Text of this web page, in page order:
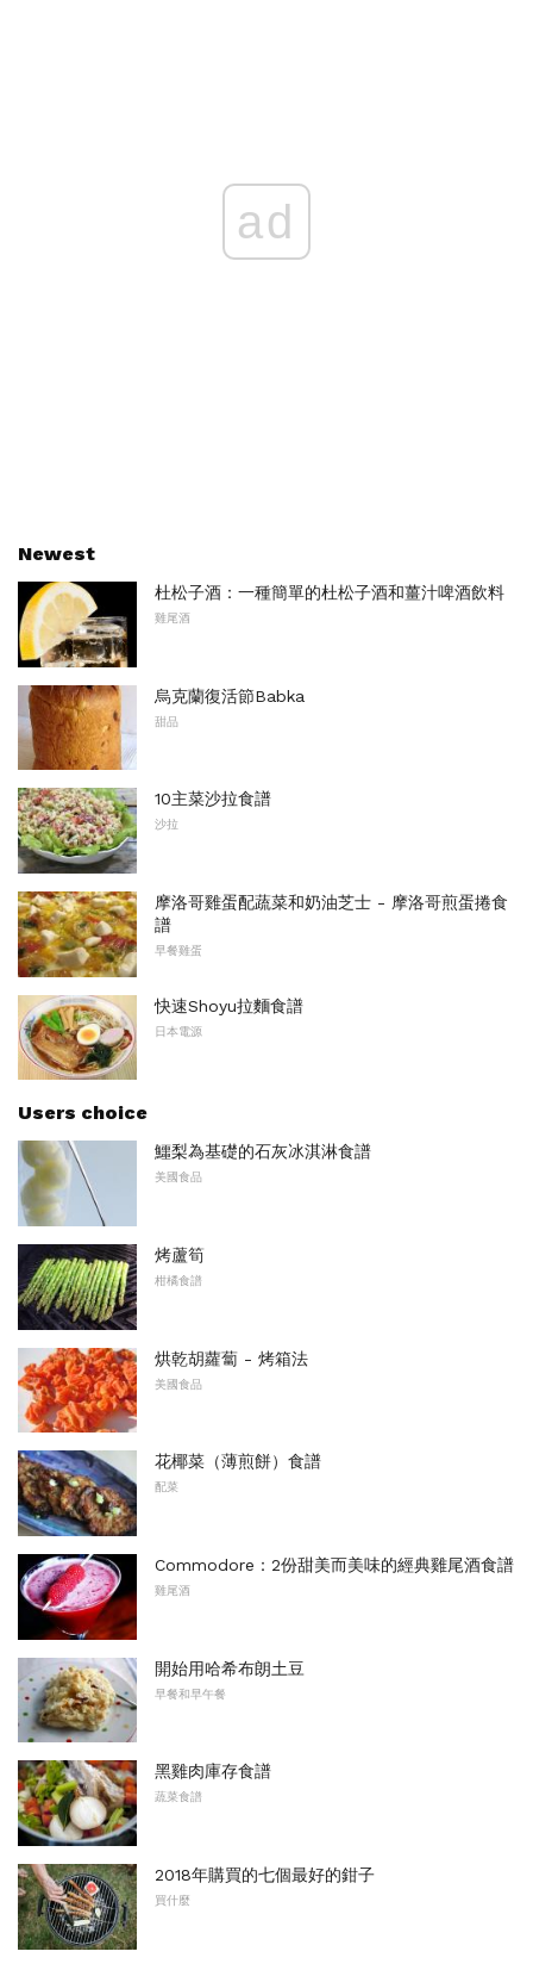
ad
Newest
杜松子酒：一種簡單的杜松子酒和薑汁啤酒飲料
雞尾酒
烏克蘭復活節Babka
甜品
10主菜沙拉食譜
沙拉
摩洛哥雞蛋配蔬菜和奶油芝士 - 摩洛哥煎蛋捲食
譜
早餐雞蛋
快速Shoyu拉麵食譜
日本電源
Users choice
鱷梨為基礎的石灰冰淇淋食譜
美國食品
烤蘆筍
柑橘食譜
烘乾胡蘿蔔 - 烤箱法
美國食品
花椰菜（薄煎餅）食譜
配菜
Commodore：2份甜美而美味的經典雞尾酒食譜
雞尾酒
開始用哈希布朗土豆
早餐和早午餐
黑雞肉庫存食譜
蔬菜食譜
2018年購買的七個最好的鉗子
買什麼